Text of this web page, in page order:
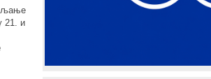
21. и